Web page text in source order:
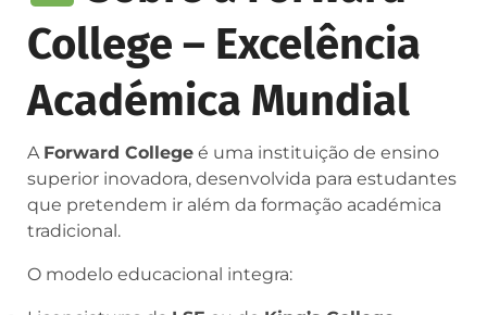
College – Excelência
Académica Mundial
A Forward College é uma instituição de ensino
superior inovadora, desenvolvida para estudantes
que pretendem ir além da formação académica
tradicional.
O modelo educacional integra: